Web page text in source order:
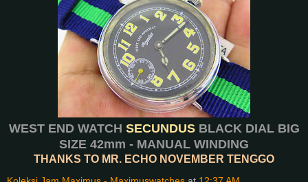
WEST END WATCH SECUNDUS BLACK DIAL BIG
SIZE 42mm - MANUAL WINDING
THANKS TO MR. ECHO NOVEMBER TENGGO